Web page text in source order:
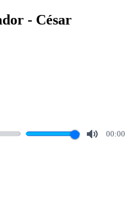
- César
00:00